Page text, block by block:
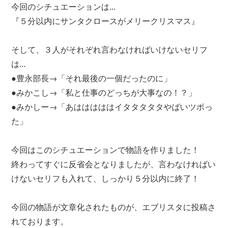
今回のシチュエーションは...
『５分以内にサンタクロースがメリークリスマス』
そして、３人がそれぞれ言わなければいけないセリフ
は...
●豊永部長→「それ最後の一個だったのに」
●みかこし→「私と仕事のどっちが大事なの！？」
●みかしー→「あはははははイタタタタタやばいツボっ
た」
今回はこのシチュエーションで物語を作りました！
終わってすぐに反省会となりましたが、言わなければい
けないセリフも入れて、しっかり５分以内に終了！
今回の物語が文章化されたものが、エブリスタに投稿さ
れております。